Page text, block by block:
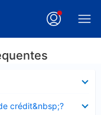
crédit&nbsp;?